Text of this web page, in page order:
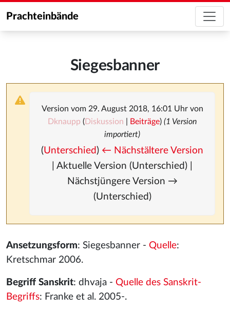
Prachteinbände
Siegesbanner
Version vom 29. August 2018, 16:01 Uhr von
Dknaupp (Diskussion Beiträge) (1 Version
importiert)
(Unterschied ) ← Nächstältere Version
| Aktuelle Version (Unterschied) |
Nächstjüngere Version →
(Unterschied)
Ansetzungsform: Siegesbanner - Quelle:
Kretschmar 2006.
Begriff Sanskrit: dhvaja - Quelle des Sanskrit-
Begriffs: Franke et al. 2005-.